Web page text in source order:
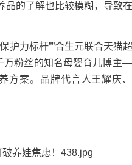
的了解也比较模糊，导致
力标杆””合生元联合天猫
万粉丝的知名母婴育儿博
方案。品牌代言人王耀庆